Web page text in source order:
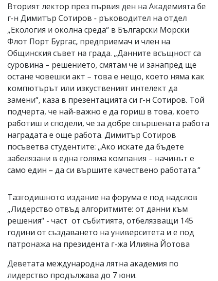
Вторият лектор през първия ден на Академията бе
г-н Димитър Сотиров - ръководител на отдел
„Екология и околна среда“ в Български Морски
Флот Порт Бургас, предприемач и член на
Общинския съвет на града. „Данните всъщност са
суровина – решението, смятам че и занапред ще
остане човешки акт – това е нещо, което няма как
компютърът или изкуственият интелект да
замени“, каза в презентацията си г-н Сотиров. Той
подчерта, че най-важно е да гориш в това, което
работиш и сподели, че за добре свършената работа
наградата е още работа. Димитър Сотиров
посъветва студентите: „Ако искате да бъдете
забелязани в една голяма компания – начинът е
само един – да си вършите качествено работата.“
Тазгодишното издание на форума е под надслов
„Лидерство отвъд алгоритмите: от данни към
решения“ - част от събитията, отбелязващи 145
години от създаването на университета и е под
патронажа на президента г-жа Илияна Йотова
Деветата международна лятна академия по
лидерство продължава до 7 юни.